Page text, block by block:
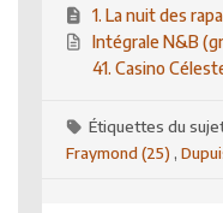
1. La nuit des
Intégrale N&B
41. Casino
Étiquettes du
Fraymond (25) ,